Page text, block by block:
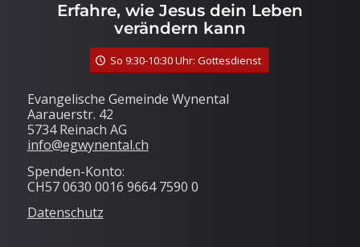
Erfahre, wie Jesus dein Leben
verändern kann
So 9:30-10:30 Uhr: Gottesdienst
Evangelische Gemeinde Wynental
Aarauerstr. 42
5734 Reinach AG
info@egwynental.ch
Spenden-Konto:
CH57 0630 0016 9664 7590 0
Datenschutz